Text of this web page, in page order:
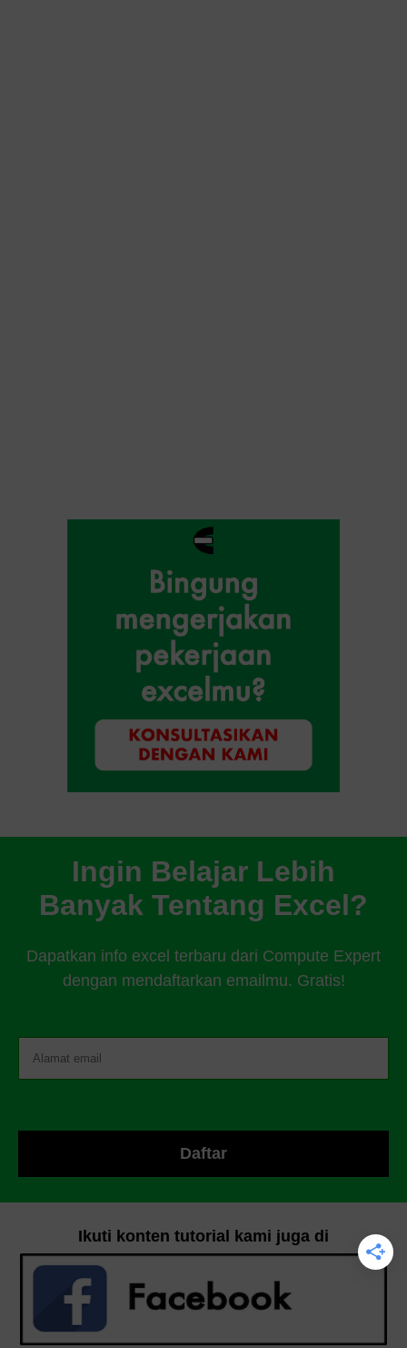
Ingin Belajar Lebih
Banyak Tentang Excel?
Dapatkan info excel terbaru dari Compute Expert
dengan mendaftarkan emailmu. Gratis!
Ikuti konten tutorial kami juga di